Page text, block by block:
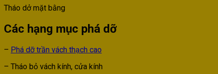
Tháo dở mặt bằng
Các hạng mục phá dỡ
– Phá dỡ trần vách thạch cao
– Tháo bỏ vách kính, cửa kính